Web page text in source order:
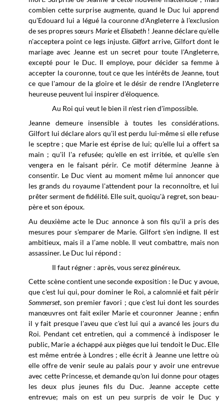
combien cette surprise augmente, quand le Duc lui apprend
qu'Edouard lui a légué la couronne d'Angleterre à l'exclusion
de ses propres sœurs MarieetElisabeth! Jeanne déclare qu'elle
n'acceptera point ce legs injuste.Gilfort arrive, Gilfort dont le
mariage avec Jeanne est un secret pour toute l'Angleterre,
excepté pour le Duc. Il employe, pour décider sa femme à
accepter la couronne, tout ce que les intérêts de Jeanne, tout
ce que l'amour de la gloire et le désir de rendre l'Angleterre
heureuse peuvent lui inspirer d'éloquence.
Au Roi qui veut le bien il n'est rien d'impossible.
Jeanne demeure insensible à toutes les considérations.
Gilfort lui déclare alors qu'il est perdu lui-même si elle refuse
le sceptre ; que Marie est éprise de lui; qu'elle lui a offert sa
main ; qu'il l'a refusée; qu'elle en est irritée, et qu'elle s'en
vengera en le faisant périr. Ce motif détermine Jeanne à
consentir. Le Duc vient au moment même lui annoncer que
les grands du royaume l'attendent pour la reconnoître, et lui
prêter serment de fidélité. Elle suit, quoiqu'à regret, son beau-
père et son époux.
Au deuxième acte le Duc annonce à son fils qu'il a pris des
mesures pour s'emparer de Marie. Gilfort s'en indigne. Il est
ambitieux, mais il a l’ame noble. Il veut combattre, mais non
assassiner. Le Duc lui répond :
Il faut régner : après, vous serez généreux.
Cette scène contient une seconde exposition : le Duc y avoue,
que c'est lui qui, pour dominer le Roi, a calomnié et fait périr
Sommerset, son premier favori ; que c'est lui dont les sourdes
manœuvres ont fait exiler Marie et couronner Jeanne ; enfin
il y fait presque l'aveu que c'est lui qui a avancé les jours du
Roi. Pendant cet entretien, qui a commencé à indisposer le
public, Marie a échappé aux pièges que lui tendoit le Duc. Elle
est même entrée à Londres ; elle écrit à Jeanne une lettre où
elle offre de venir seule au palais pour y avoir une entrevue
avec cette Princesse, et demande qu'on lui donne pour otages
les deux plus jeunes fils du Duc. Jeanne accepte cette
entrevue; mais on est un peu surpris de voir le Duc y